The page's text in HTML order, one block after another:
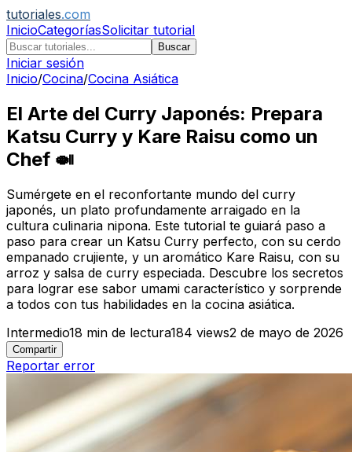
tutoriales.com
InicioCategoríasSolicitar tutorial
Buscar
Iniciar sesión
Inicio/Cocina/Cocina Asiática
El Arte del Curry Japonés: Prepara
Katsu Curry y Kare Raisu como un
Chef 🍛
Sumérgete en el reconfortante mundo del curry
japonés, un plato profundamente arraigado en la
cultura culinaria nipona. Este tutorial te guiará paso a
paso para crear un Katsu Curry perfecto, con su cerdo
empanado crujiente, y un aromático Kare Raisu, con su
arroz y salsa de curry especiada. Descubre los secretos
para lograr ese sabor umami característico y sorprende
a todos con tus habilidades en la cocina asiática.
Intermedio18 min de lectura184 views2 de mayo de 2026
Compartir
Reportar error